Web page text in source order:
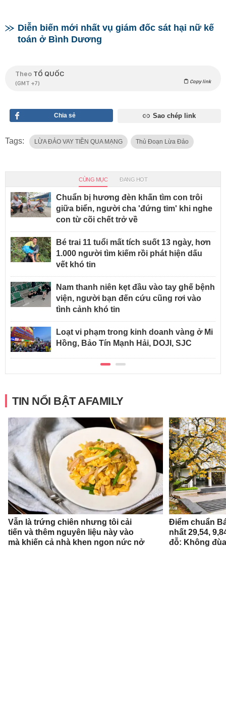
Diễn biến mới nhất vụ giám đốc sát hại nữ kế
toán ở Bình Dương
Theo TỔ QUỐC
(GMT +7) Copy link
Chia sẻ Sao chép link
Tags: LỪA ĐẢO VAY TIỀN QUA MẠNG Thủ Đoạn Lừa Đảo
CÙNG MỤC ĐANG HOT
Chuẩn bị hương đèn khấn tìm con trôi
giữa biển, người cha 'đứng tim' khi nghe
con từ cõi chết trở về
Bé trai 11 tuổi mất tích suốt 13 ngày, hơn
1.000 người tìm kiếm rồi phát hiện dấu
vết khó tin
Nam thanh niên kẹt đầu vào tay ghế bệnh
viện, người bạn đến cứu cũng rơi vào
tình cảnh khó tin
Loạt vi phạm trong kinh doanh vàng ở Mi
Hồng, Bảo Tín Mạnh Hải, DOJI, SJC
TIN NỔI BẬT AFAMILY
Vẫn là trứng chiên nhưng tôi cải
tiến và thêm nguyên liệu này vào
mà khiến cả nhà khen ngon nức nở
Điểm chuẩn
nhất 29,54,
đỗ: Không